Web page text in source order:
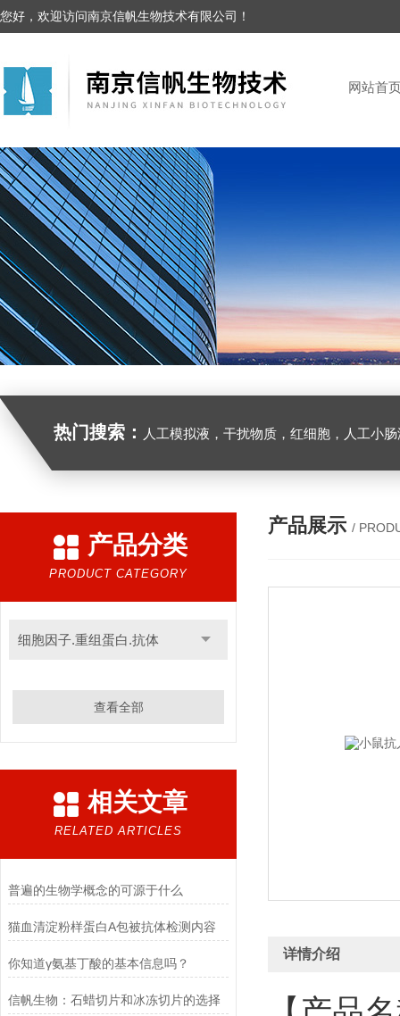
您好，欢迎访问南京信帆生物技术有限公司！
网站首
热门搜索： 人工模拟液，干扰物质，红细胞，人工小
产品分类
PRODUCT CATEGORY
细胞因子.重组蛋白.抗体
查看全部
相关文章
RELATED ARTICLES
普遍的生物学概念的可源于什么
猫血清淀粉样蛋白A包被抗体检测内容
你知道γ氨基丁酸的基本信息吗？
信帆生物：石蜡切片和冰冻切片的选择​
产品展示 /
详情介绍